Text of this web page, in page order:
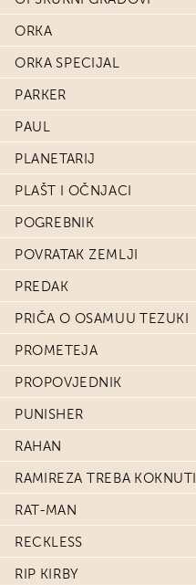
ORKA
ORKA SPECIJAL
PARKER
PAUL
PLANETARIJ
PLAŠT I OČNJACI
POGREBNIK
POVRATAK ZEMLJI
PREDAK
PRIČA O OSAMUU TEZUKI
PROMETEJA
PROPOVJEDNIK
PUNISHER
RAHAN
RAMIREZA TREBA KOKNUTI
RAT-MAN
RECKLESS
RIP KIRBY